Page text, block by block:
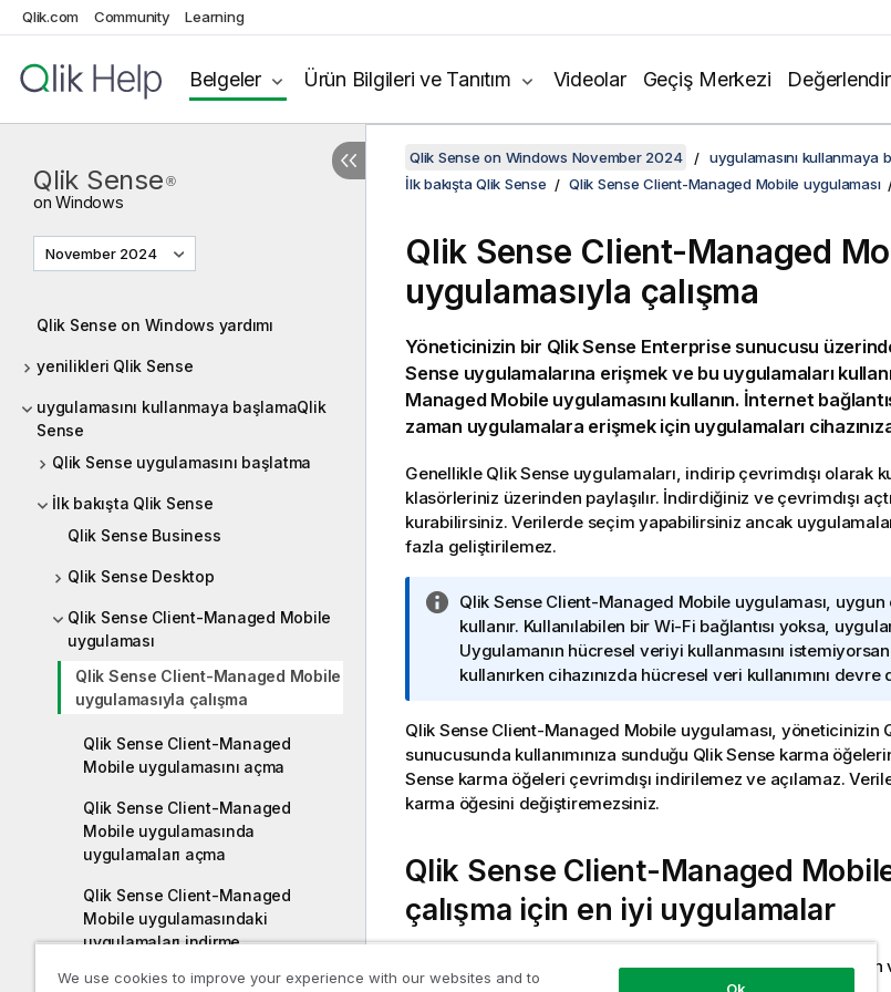
Qlik.com Community Learning
Belgeler Ürün Bilgileri ve Tanıtım Videolar Geçiş Merkezi
Qlik Sense ®
onWindows
November 2024
Qlik Sense on Windows yardımı
yenilikleri Qlik Sense
uygulamasını kullanmaya başlamaQlik
Sense
Qlik Sense uygulamasını başlatma
İlk bakışta Qlik Sense
Qlik Sense Business
Qlik Sense Desktop
Qlik Sense Client-Managed Mobile
uygulaması
Qlik Sense Client-Managed Mobile
uygulamasıyla çalışma
Qlik Sense Client-Managed
Mobile uygulamasını açma
Qlik Sense Client-Managed
Mobile uygulamasında
uygulamaları açma
Qlik Sense Client-Managed
Mobile uygulamasındaki
uygulamaları indirme
Qlik Sense Client-Managed
Qlik Sense on Windows November 2024
uygulamasını kullanmaya
İlk bakışta Qlik Sense
Qlik Sense Client-Managed Mobile uygulaması
Qlik Sense Client-Managed
uygulamasıyla çalışma
Yöneticinizin bir Qlik Sense Enterprisesunucusu
Senseuygulamalarına erişmek ve bu uygulamaları
Managed Mobileuygulamasını kullanın. İnternet
zaman uygulamalara erişmek için uygulamaları
Genellikle Qlik Senseuygulamaları, indirip çevrimdışı olarak
klasörleriniz üzerinden paylaşılır. İndirdiğiniz ve çevrimdışı
kurabilirsiniz. Verilerde seçim yapabilirsiniz ancak
fazla geliştirilemez.
B
i
l
g
n
o
t
u
Qlik Sense Client-Managed Mobile uygulaması,
kullanır. Kullanılabilen bir Wi-Fi bağlantısı yoksa,
Uygulamanın hücresel veriyi kullanmasını
kullanırken cihazınızda hücresel veri kullanımını devre
Qlik Sense Client-Managed Mobile uygulaması, yöneticinizin
sunucusunda kullanımınıza sunduğu Qlik Sense karma
Sensekarma öğeleri çevrimdışı indirilemez ve açılamaz.
karma öğesini değiştiremezsiniz.
Qlik Sense Client-Managed
çalışma için en iyi uygulamalar
uygulamalarına erişebildiğinizden
We use cookies to improve your experience with our websites and to